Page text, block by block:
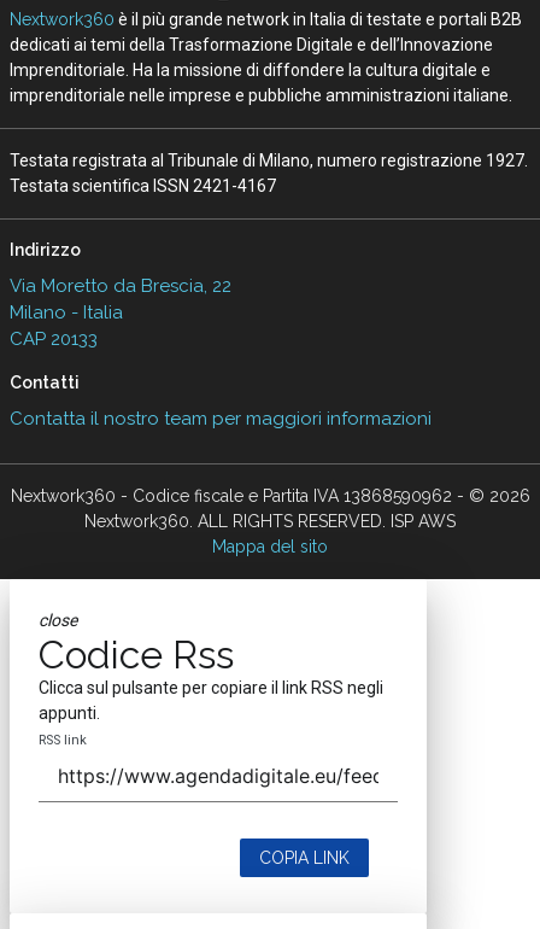
Nextwork360 è il più grande network in Italia di testate e portali B2B
dedicati ai temi della Trasformazione Digitale e dell’Innovazione
Imprenditoriale. Ha la missione di diffondere la cultura digitale e
imprenditoriale nelle imprese e pubbliche amministrazioni italiane.
Testata registrata al Tribunale di Milano, numero registrazione 1927.
Testata scientifica ISSN 2421-4167
Indirizzo
Via Moretto da Brescia, 22
Milano - Italia
CAP 20133
Contatti
Contatta il nostro team per maggiori informazioni
Nextwork360 - Codice fiscale e Partita IVA 13868590962 - © 2026
Nextwork360. ALL RIGHTS RESERVED. ISP AWS
Mappa del sito
close
Codice Rss
Clicca sul pulsante per copiare il link RSS negli
appunti.
RSS link
COPIA LINK